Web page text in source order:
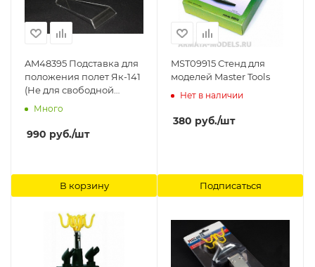
AM48395 Подставка для
положения полет Як-141
(Не для свободной
продажи) Arma Models
Много
990 руб./шт
В корзину
MST09915 Стенд для
моделей Master Tools
Нет в наличии
380 руб./шт
Подписаться